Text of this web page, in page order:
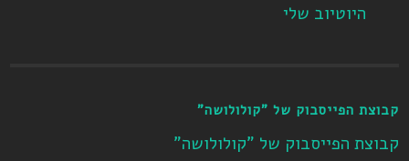
היוטיוב שלי
קבוצת הפייסבוק של "קולולושה"
קבוצת הפייסבוק של "קולולושה"